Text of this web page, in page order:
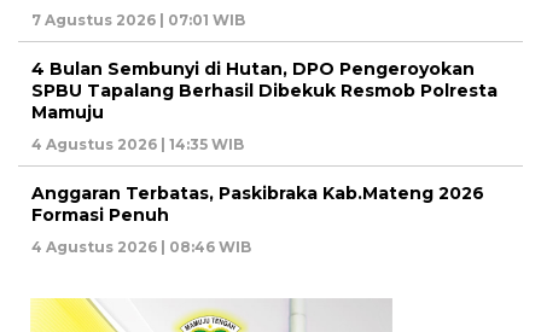
7 Agustus 2026 | 07:01 WIB
4 Bulan Sembunyi di Hutan, DPO Pengeroyokan
SPBU Tapalang Berhasil Dibekuk Resmob Polresta
Mamuju
4 Agustus 2026 | 14:35 WIB
Anggaran Terbatas, Paskibraka Kab.Mateng 2026
Formasi Penuh
4 Agustus 2026 | 08:46 WIB